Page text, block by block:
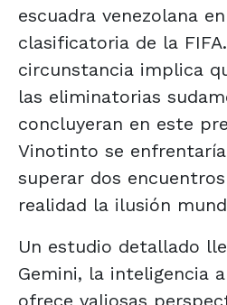
escuadra venezolana
clasificatoria de la
circunstancia implica
las eliminatorias
concluyeran en este
Vinotinto se
superar dos
realidad la ilusión
Un estudio detallado
Gemini, la inteligencia
ofrece valiosas